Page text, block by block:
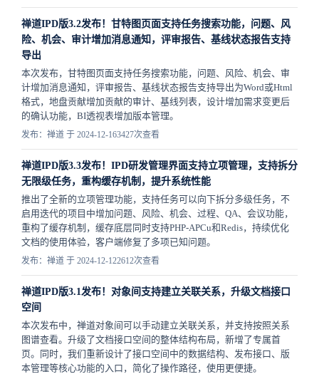
禅道IPD版3.2发布！甘特图页面支持任务搜索功能，问题、风
险、机会、审计增加消息通知，评审报告、基线状态报告支持
导出
本次发布，甘特图页面支持任务搜索功能，问题、风险、机会、审
计增加消息通知，评审报告、基线状态报告支持导出为Word或Html
格式，地盘贡献增加贡献的审计、基线列表，设计增加需求变更后
的确认功能，BI透视表增加版本管理。
发布：禅道 于 2024-12-163427次查看
禅道IPD版3.3发布！IPD研发管理界面支持立项管理，支持拆分
无限级任务，重构缓存机制，提升系统性能
推出了全新的立项管理功能，支持任务可以向下拆分多级任务，不
启用迭代的项目中增加问题、风险、机会、过程、QA、会议功能，
重构了缓存机制，缓存底层同时支持PHP-APCu和Redis，持续优化
文档的使用体验，客户端修复了多项已知问题。
发布：禅道 于 2024-12-122612次查看
禅道IPD版3.1发布！对象间支持建立关联关系，升级文档接口
空间
本次发布中，禅道对象间可以手动建立关联关系，并支持按照关系
图谱查看。升级了文档接口空间的整体结构布局，新增了专属首
页。同时，我们重新设计了接口空间中的数据结构、发布接口、版
本管理等核心功能的入口，简化了操作路径，使用更便捷。